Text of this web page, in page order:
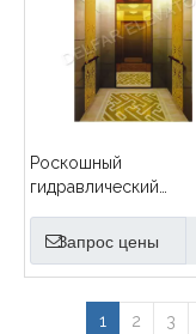
Роскошный
гидравлический
goldЗапрос цены
1 2 3